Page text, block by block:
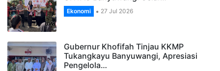
Ekonomi 27 Jul 2026
Gubernur Khofifah Tinjau KKMP
Tukangkayu Banyuwangi, Apresiasi
Pengelola…